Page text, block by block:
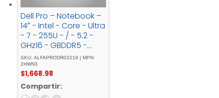
Dell Pro – Notebook –
14″ - Intel - Core - Ultra
- 7 - 255U - / - 5.2 -
GHz16 - GBDDR5 -
SDRAM512 -
GBIntegrated - Intel -
GraphicsWindows - 11
- Pro
SKU: ALFAPRODR03219 | MPN:
2HWN3
$1,668.98
Compartir: